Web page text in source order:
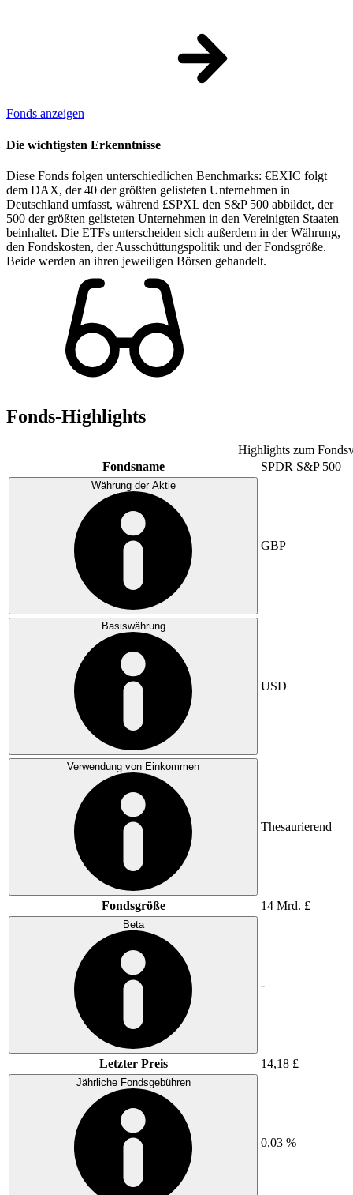
Fonds anzeigen
Die wichtigsten Erkenntnisse
Diese Fonds folgen unterschiedlichen Benchmarks: €EXIC folgt
dem DAX, der 40 der größten gelisteten Unternehmen in
Deutschland umfasst, während £SPXL den S&P 500 abbildet, der
500 der größten gelisteten Unternehmen in den Vereinigten Staaten
beinhaltet. Die ETFs unterscheiden sich außerdem in der Währung,
den Fondskosten, der Ausschüttungspolitik und der Fondsgröße.
Beide werden an ihren jeweiligen Börsen gehandelt.
Fonds-Highlights
Highlights zum
Fondsname
SPDR S&P 500
Währung der Aktie
GBP
Basiswährung
USD
Verwendung von Einkommen
Thesaurierend
Fondsgröße 14 Mrd. £
Beta
-
Letzter Preis 14,18 £
Jährliche Fondsgebühren
0,03 %